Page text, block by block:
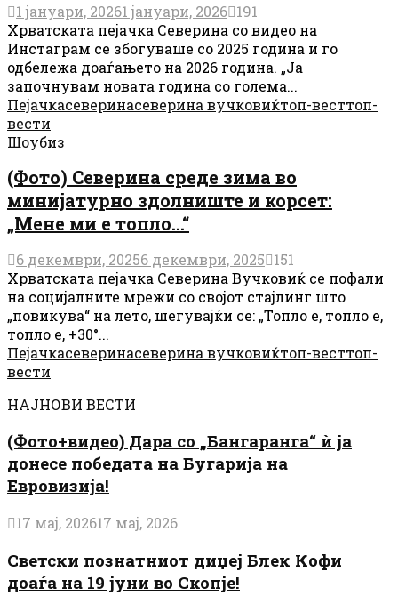
1 јануари, 20261 јануари, 2026 191
Хрватската пејачка Северина со видео на
Инстаграм се збогуваше со 2025 година и го
одбележа доаѓањето на 2026 година. „Ја
започнувам новата година со голема...
Пејачкасеверинасеверина вучковиќтоп-весттоп-
вести
Шоубиз
(Фото) Северина среде зима во
минијатурно здолниште и корсет:
„Мене ми е топло…“
6 декември, 20256 декември, 2025 151
Хрватската пејачка Северина Вучковиќ се пофали
на социјалните мрежи со својот стајлинг што
„повикува“ на лето, шегувајќи се: „Топло е, топло е,
топло е, +30°...
Пејачкасеверинасеверина вучковиќтоп-весттоп-
вести
НАЈНОВИ ВЕСТИ
(Фото+видео) Дара со „Бангаранга“ ѝ ја
донесе победата на Бугарија на
Евровизија!
17 мај, 202617 мај, 2026
Светски познатниот диџеј Блек Кофи
доаѓа на 19 јуни во Скопје!